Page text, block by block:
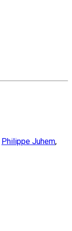
Philippe Juhem,